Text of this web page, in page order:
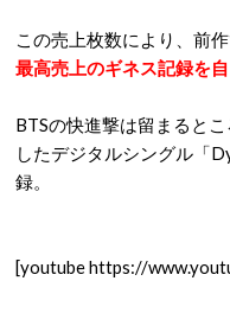
この売上枚数により、前
最高売上のギネス記録を
BTSの快進撃は留まると
したデジタルシングル「
録。
[youtube https://